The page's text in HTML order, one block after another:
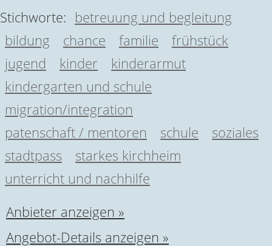
Stichworte: betreuung und begleitung
bildung
chance familie
frühstück
jugend
kinder
kinderarmut
kindergarten und schule
migration/integration
patenschaft / mentoren
schule
soziales
stadtpass
starkes kirchheim
unterricht und nachhilfe
Anbieter anzeigen »
Angebot-Details anzeigen »